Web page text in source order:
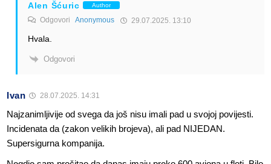
Alen Šćuric Author
Odgovori Anonymous 29.07.2025. 13:10
Hvala.
Odgovori
Ivan 28.07.2025. 14:31
Najzanimljivije od svega da još nisu imali pad u svojoj povijesti.
Incidenata da (zakon velikih brojeva), ali pad NIJEDAN.
Supersigurna kompanija.